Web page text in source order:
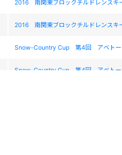
2016 南関東ブロックチルドレンスキ
2016 南関東ブロックチルドレンスキ
Snow-Country Cup 第4回 アベトー
Snow-Country Cup 第4回 アベトー